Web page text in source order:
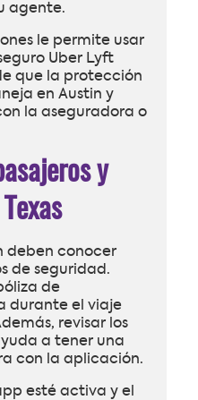
agente.
le permite usar
Uber Lyft
que la protección
en Austin y
la aseguradora o
y
deben conocer
de seguridad.
de
durante el viaje
revisar los
a tener una
con la aplicación.
esté activa y el